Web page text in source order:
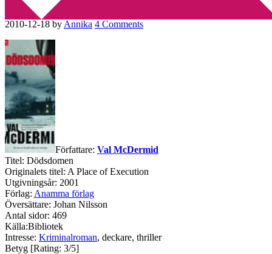
2010-12-18 by Annika 4 Comments
Författare: Val McDermid
Titel: Dödsdomen
Originalets titel: A Place of Execution
Utgivningsår: 2001
Förlag: Anamma förlag
Översättare: Johan Nilsson
Antal sidor: 469
Källa:Bibliotek
Intresse: Kriminalroman, deckare, thriller
Betyg [Rating: 3/5]